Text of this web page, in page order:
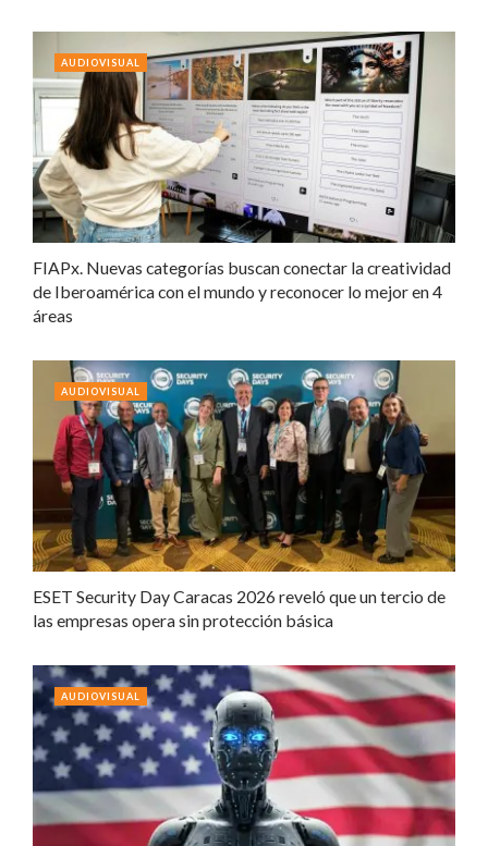
FIAPx. Nuevas categorías buscan conectar la creatividad
de Iberoamérica con el mundo y reconocer lo mejor en 4
áreas
AUDIOVISUAL
ESET Security Day Caracas 2026 reveló que un tercio de
las empresas opera sin protección básica
AUDIOVISUAL
AUDIOVISUAL